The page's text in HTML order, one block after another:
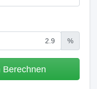
%
Berechnen